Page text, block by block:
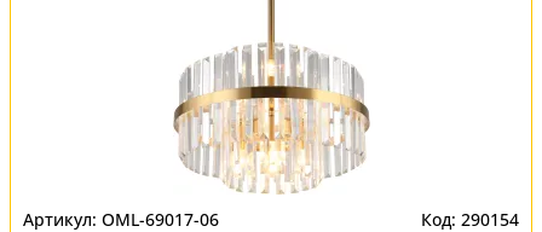
OML-69017-06 290154